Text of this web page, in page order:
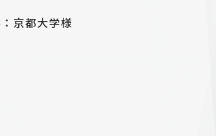
京都大学様